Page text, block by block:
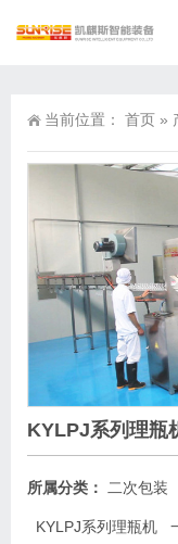
当前位置： 首页 »
KYLPJ系列理瓶
所属分类： 二次包装
KYLPJ系列理瓶机